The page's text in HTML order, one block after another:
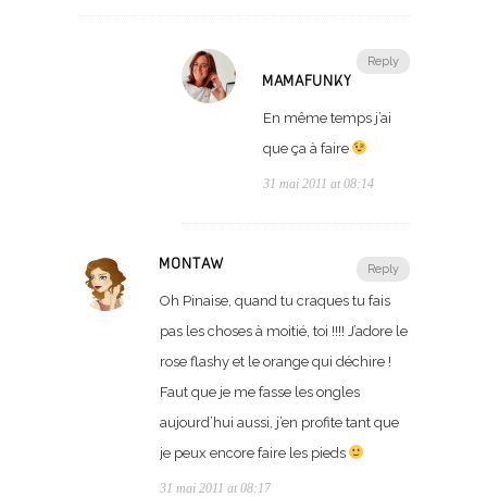
Reply
MAMAFUNKY
En même temps j’ai
que ça à faire
31 mai 2011 at 08:14
Reply
MONTAW
Oh Pinaise, quand tu craques tu fais
pas les choses à moitié, toi !!!! J’adore le
rose flashy et le orange qui déchire !
Faut que je me fasse les ongles
aujourd’hui aussi, j’en profite tant que
je peux encore faire les pieds
31 mai 2011 at 08:17